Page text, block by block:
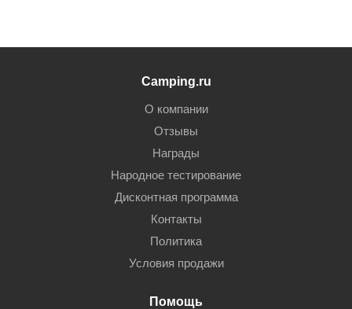
Camping.ru
О компании
Отзывы
Награды
Народное тестирование
Дисконтная программа
Контакты
Политика
Условия продажи
Помощь